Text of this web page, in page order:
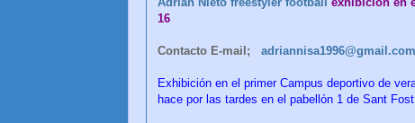
16
Contacto E-mail; adriannisa1996@gmail.com
Exhibición en el primer Campus deportivo de
hace por las tardes en el pabellón 1 de Sant Fost.